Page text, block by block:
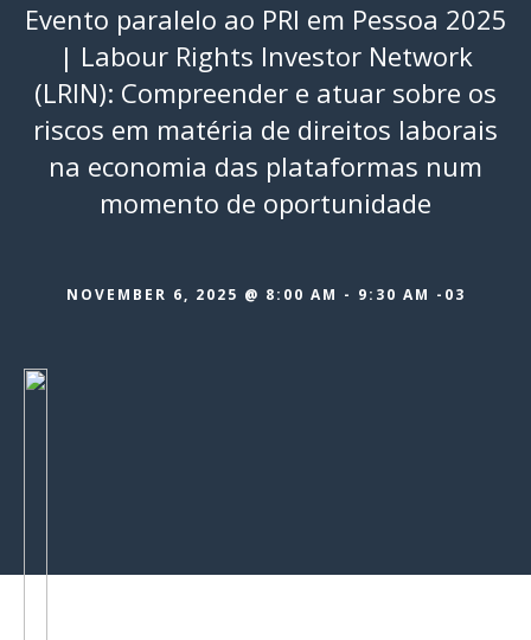
Evento paralelo ao PRI em Pessoa 2025
| Labour Rights Investor Network
(LRIN): Compreender e atuar sobre os
riscos em matéria de direitos laborais
na economia das plataformas num
momento de oportunidade
NOVEMBER 6, 2025 @ 8:00 AM - 9:30 AM -03